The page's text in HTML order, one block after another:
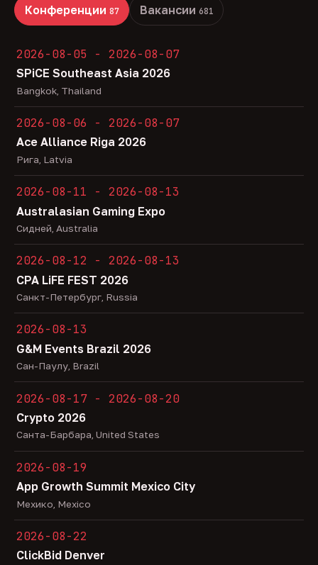
Конференции 87 Вакансии 681
2026-08-05 - 2026-08-07
SPiCE Southeast Asia 2026
Bangkok, Thailand
2026-08-06 - 2026-08-07
Ace Alliance Riga 2026
Рига, Latvia
2026-08-11 - 2026-08-13
Australasian Gaming Expo
Сидней, Australia
2026-08-12 - 2026-08-13
CPA LiFE FEST 2026
Санкт-Петербург, Russia
2026-08-13
G&M Events Brazil 2026
Сан-Паулу, Brazil
2026-08-17 - 2026-08-20
Crypto 2026
Санта-Барбара, United States
2026-08-19
App Growth Summit Mexico City
Мехико, Mexico
2026-08-22
ClickBid Denver